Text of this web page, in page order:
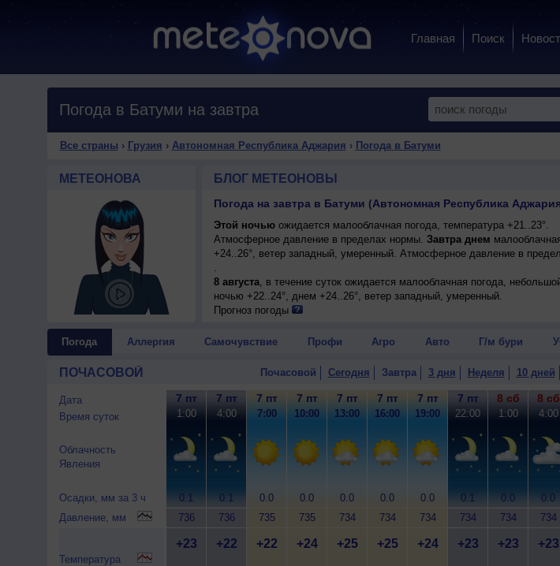
Главная Поиск
Погода в Батуми на завтра
Все страны › Грузия › Автономная Республика Аджария › Погода в Батуми
МЕТЕОНОВА БЛОГ МЕТЕОНОВЫ
Погода на завтра в Батуми (Автономная Республика
Этой ночьюожидается малооблачная погода, температура +21..23°.
Атмосферное давление в пределах нормы. Завтра днем
+24..26°, ветер западный, умеренный. Атмосферное давление в
.
8 августа, в течение суток ожидается малооблачная погода,
ночью +22..24°, днем +24..26°, ветер западный, умеренный.
Прогноз погоды
Погода Аллергия Самочувствие Профи Агро Авто Г/м бури
ПОЧАСОВОЙ Почасовой Сегодня Завтра 3 дня Неделя 10 дней
Дата
Время суток
Облачность
Явления
Осадки, мм за 3 ч
Давление, мм
Температура
7 пт
1:00
0.1
736
+23
7 пт
4:00
0.1
736
+22
7 пт
7:00
0.0
735
+22
7 пт
10:00
0.0
735
+24
7 пт
13:00
0.0
734
+25
7 пт
16:00
0.0
734
+25
7 пт
19:00
0.0
734
+24
7 пт
22:00
0.1
734
+23
8 сб
1:00
0.0
734
+23
8 сб
4:00
0.0
734
+23